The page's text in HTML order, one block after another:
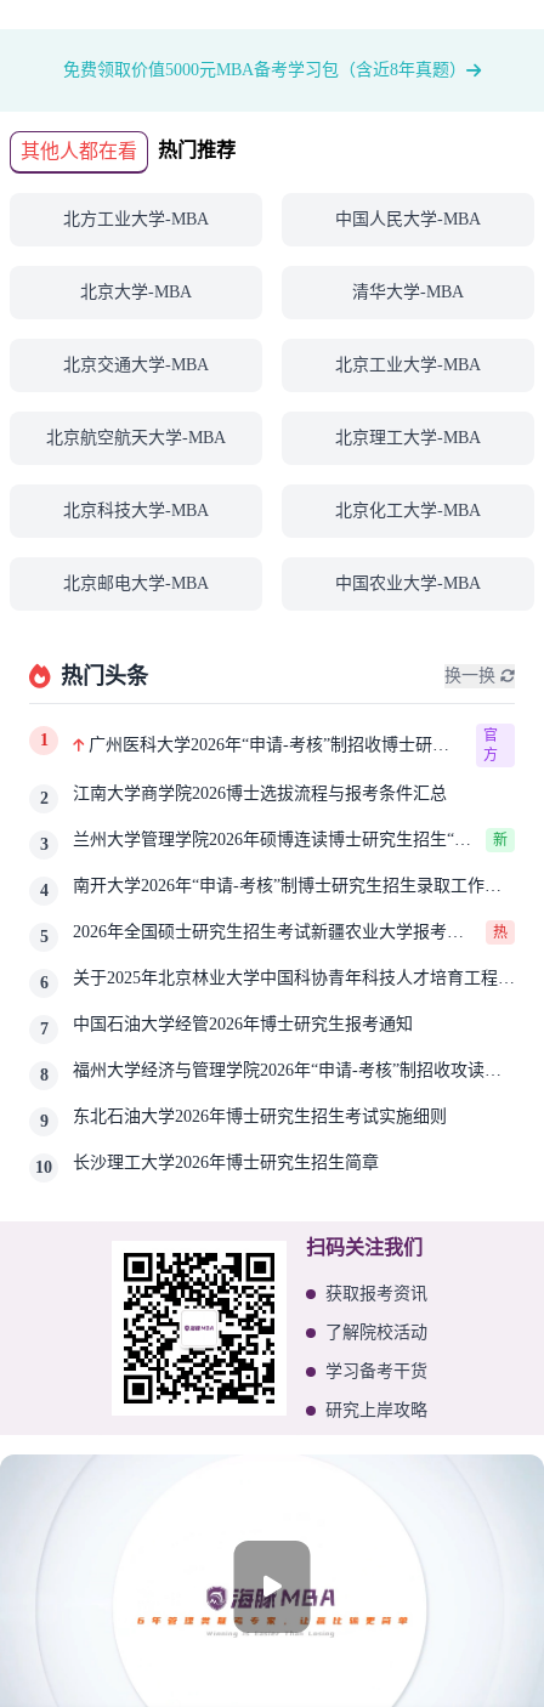
免费领取价值5000元MBA备考学习包（含近8年真题）
其他人都在看 热门推荐
北方工业大学-MBA 中国人民大学-MBA
北京大学-MBA 清华大学-MBA
北京交通大学-MBA 北京工业大学-MBA
北京航空航天大学-MBA 北京理工大学-MBA
北京科技大学-MBA 北京化工大学-MBA
北京邮电大学-MBA 中国农业大学-MBA
热门头条 换一换
1
广州医科大学2026年“申请-考核”制招收博士研究
官
方
2 江南大学商学院2026博士选拔流程与报考条件汇总
3
兰州大学管理学院2026年硕博连读博士研究生招生“申
新
4
南开大学2026年“申请-考核”制博士研究生招生录取工作实
5
2026年全国硕士研究生招生考试新疆农业大学报考点
热
6
关于2025年北京林业大学中国科协青年科技人才培育工程博
7
中国石油大学经管2026年博士研究生报考通知
8
福州大学经济与管理学院2026年“申请-考核”制招收攻读博
9
东北石油大学2026年博士研究生招生考试实施细则
10 长沙理工大学2026年博士研究生招生简章
扫码关注我们
获取报考资讯
了解院校活动
学习备考干货
研究上岸攻略